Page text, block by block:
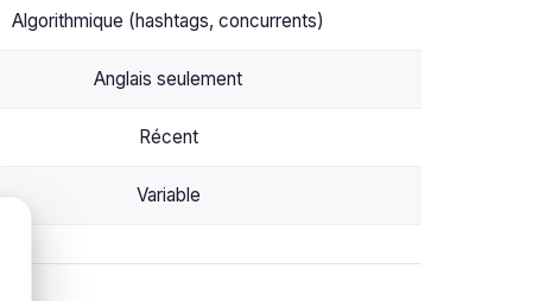
Algorithmique (hashtags, concurrents)
Anglais seulement
Récent
Variable